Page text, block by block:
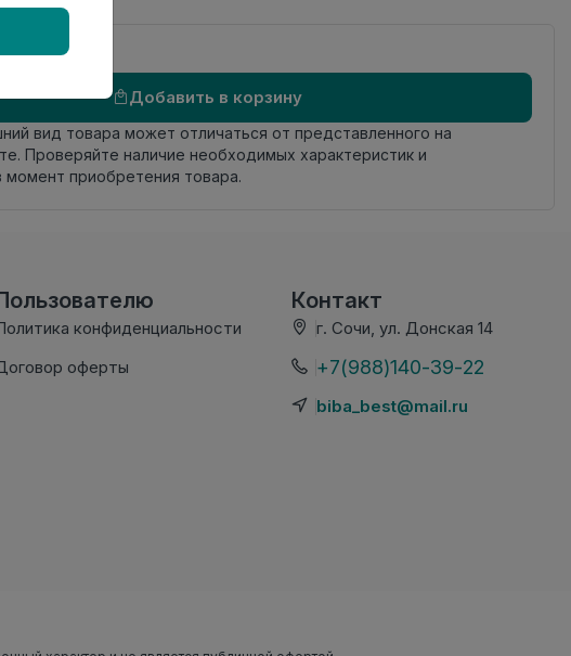
Добавить в корзину
вид товара может отличаться от представленного на
Проверяйте наличие необходимых характеристик и
момент приобретения товара.
конфиденциальности
оферты
Контакт
г. Сочи, ул. Донская 14
+7(988)140-39-22
biba_best@mail.ru